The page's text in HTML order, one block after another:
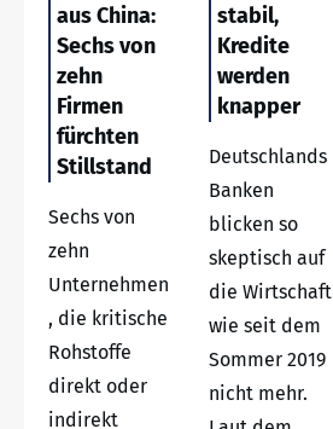
aus China:
Sechs von
zehn
Firmen
fürchten
Stillstand
Sechs von
zehn
Unternehmen
, die kritische
Rohstoffe
direkt oder
indirekt
stabil,
Kredite
werden
knapper
Deutschlands
Banken
blicken so
skeptisch auf
die Wirtschaft
wie seit dem
Sommer 2019
nicht mehr.